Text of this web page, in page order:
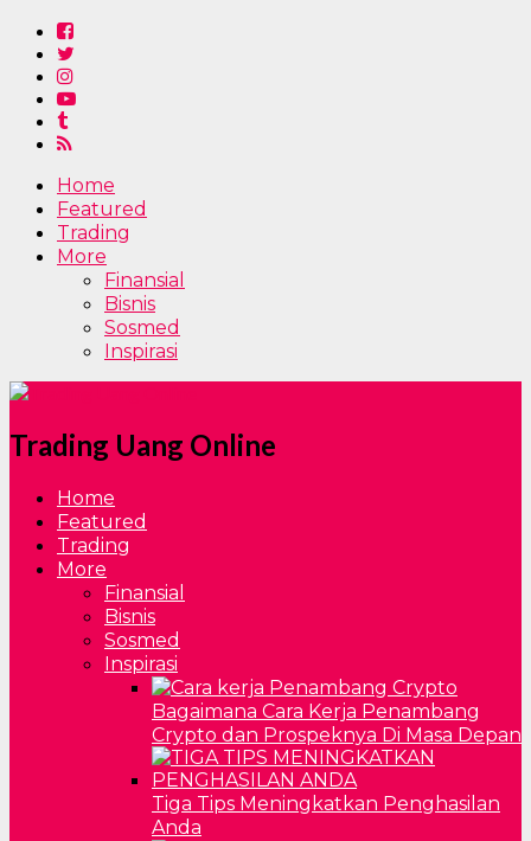
Home
Featured
Trading
More
Finansial
Bisnis
Sosmed
Inspirasi
Trading Uang Online
Home
Featured
Trading
More
Finansial
Bisnis
Sosmed
Inspirasi
Bagaimana Cara Kerja Penambang
Crypto dan Prospeknya Di Masa Depan
Tiga Tips Meningkatkan Penghasilan
Anda